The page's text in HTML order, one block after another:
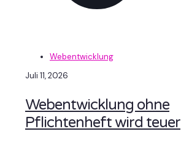
Webentwicklung
Juli 11, 2026
Webentwicklung ohne
Pflichtenheft wird teuer